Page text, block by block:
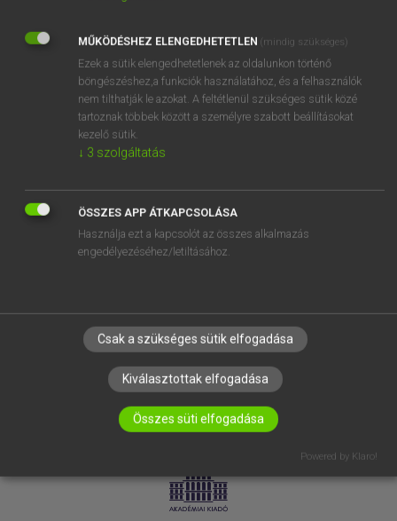
EGYÉNI FELHASZNÁLÓKNAK
TANULÓKNAK
OKTATÁSI INTÉZMÉNYEKNEK
VÁLLALATI MEGOLDÁSOK
RÓLUNK
ELÉRHETŐSÉG
SÜTI BEÁLLÍTÁSOK
LICENCSZERZŐDÉS ADATVÉDELEM
MŰKÖDÉSHEZ ELENGEDHETETLEN (mindig szükséges)
Ezek a sütik elengedhetetlenek az oldalunkon történő
böngészéshez,a funkciók használatához, és a felhasználók
nem tilthatják le azokat. A feltétlenül szükséges sütik közé
tartoznak többek között a személyre szabott beállításokat
kezelő sütik.
↓ 3 szolgáltatás
ÖSSZES APP ÁTKAPCSOLÁSA
Használja ezt a kapcsolót az összes alkalmazás
engedélyezéséhez/letiltásához.
Csak a szükséges sütik elfogadása
Kiválasztottak elfogadása
Összes süti elfogadása
Powered by Klaro!